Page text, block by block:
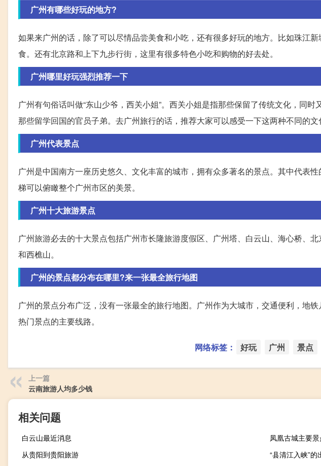
广州有哪些好玩的地方?
如果来广州的话，除了可以尽情品尝美食和小吃，还有很多好玩的地方。比如珠江
食。还有北京路和上下九步行街，这里有很多特色小吃和购物的好去处。
广州哪里好玩强烈推荐一下
广州有句俗话叫做“东山少爷，西关小姐”。西关小姐是指那些保留了传统文化，同
那些留学回国的官员子弟。去广州旅行的话，推荐大家可以感受一下这两种不同的文
广州代表景点
广州是中国南方一座历史悠久、文化丰富的城市，拥有众多著名的景点。其中代表
梯可以俯瞰整个广州市区的美景。
广州十大旅游景点
广州旅游必去的十大景点包括广州市长隆旅游度假区、广州塔、白云山、海心桥、
和西樵山。
广州的景点都分布在哪里?来一张最全旅行地图
广州的景点分布广泛，没有一张最全的旅行地图。广州作为大城市，交通便利，地
热门景点的主要线路。
网络标签： 好玩 广州 景点
上一篇
云南旅游人均多少钱
相关问题
白云山最近消息
凤凰古城主要
从贵阳到贵阳旅游
“县清江入峡”的